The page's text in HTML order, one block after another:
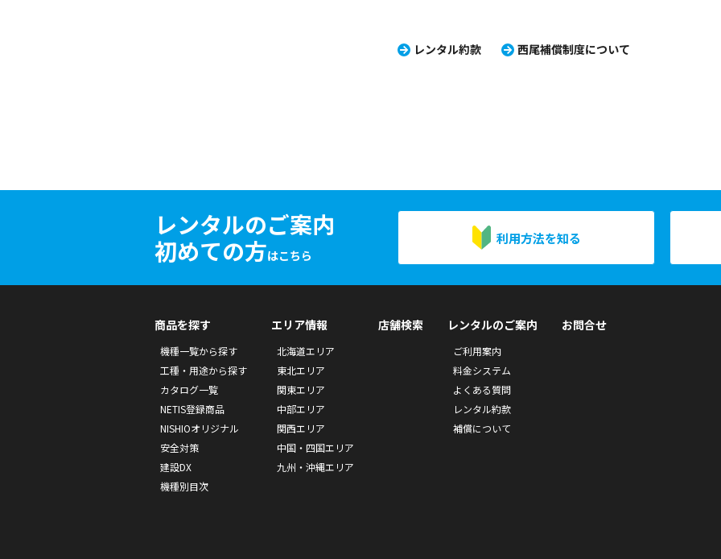
レンタル約款 西尾補償制度について
レンタルのご案内
初めての方はこちら
利用方法を知る
商品を探す
機種一覧から探す
工種・用途から探す
カタログ一覧
NETIS登録商品
NISHIOオリジナル
安全対策
建設DX
機種別目次
エリア情報
北海道エリア
東北エリア
関東エリア
中部エリア
関西エリア
中国・四国エリア
九州・沖縄エリア
店舗検索 レンタルのご案内
ご利用案内
料金システム
よくある質問
レンタル約款
補償について
お問合せ